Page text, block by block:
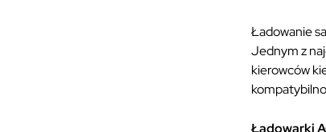
Ładowanie
Jednym z
kierowców
Ładowarki